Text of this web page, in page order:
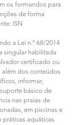
os formandos para
de forma
ISN
a Lei n.º 68/2014
singular habilitada
certificado ou
além dos conteúdos
informar,
básico de
nas praias de
em piscinas e
aquáticas